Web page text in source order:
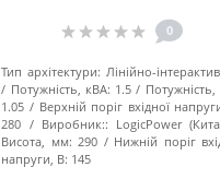
0
Тип архітектури: Лінійно-
Потужність, кВА: 1.5
Потужність,
1.05
Верхній поріг вхідної
280
Виробник:: LogicPower
Висота, мм: 290
Нижній поріг
напруги, В: 145